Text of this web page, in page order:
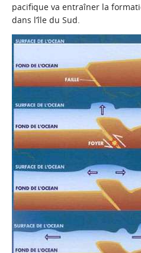
pacifique va entraîner la
dans l’île du Sud.